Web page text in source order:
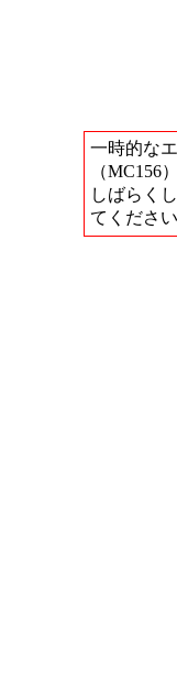
一時的な
（MC156）
しばらく
てください